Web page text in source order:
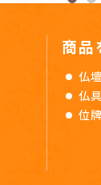
商品
仏壇
仏具
位牌